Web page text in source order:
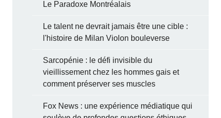
Le Paradoxe Montréalais
Le talent ne devrait jamais être une cible :
l'histoire de Milan Violon bouleverse
Sarcopénie : le défi invisible du
vieillissement chez les hommes gais et
comment préserver ses muscles
Fox News : une expérience médiatique qui